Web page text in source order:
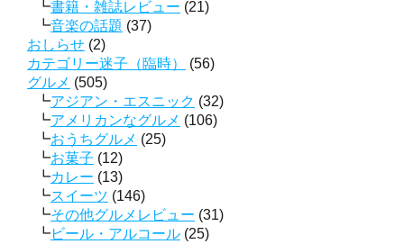
書籍・雑誌レビュー (21)
音楽の話題 (37)
おしらせ (2)
カテゴリー迷子（臨時）
(56)
グルメ (505)
アジアン・エスニック (32)
アメリカンなグルメ (106)
おうちグルメ (25)
お菓子 (12)
カレー (13)
スイーツ (146)
その他グルメレビュー (31)
ビール・アルコール (25)